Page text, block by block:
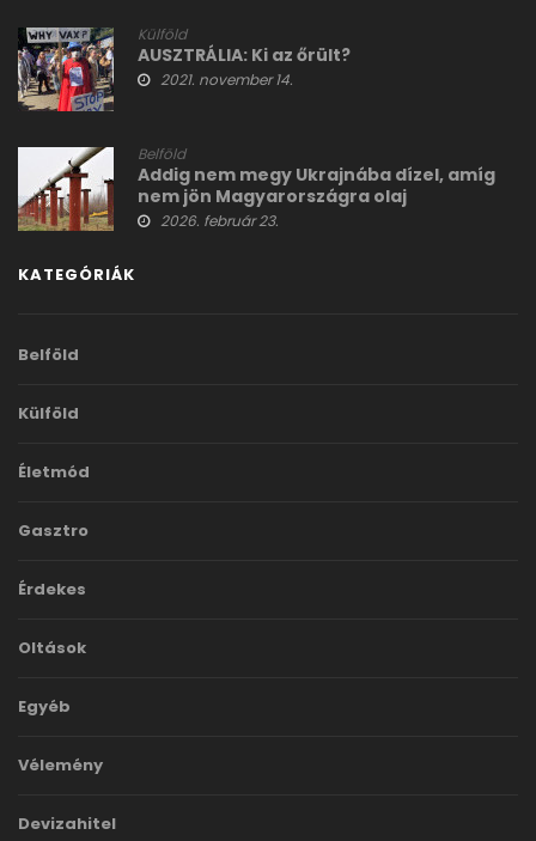
Külföld
AUSZTRÁLIA: Ki az őrült?
2021. november 14.
Belföld
Addig nem megy Ukrajnába dízel, amíg
nem jön Magyarországra olaj
2026. február 23.
KATEGÓRIÁK
Belföld
Külföld
Életmód
Gasztro
Érdekes
Oltások
Egyéb
Vélemény
Devizahitel